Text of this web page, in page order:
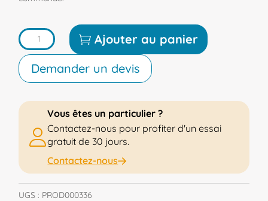
quantité
de
Logiciel
Equatio
Ajouter au panier
Demander un devis
Vous êtes un particulier ?
Contactez-nous pour profiter d'un essai
gratuit de 30 jours.
Contactez-nous
UGS : PROD000336